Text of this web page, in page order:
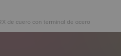
de cuero con terminal de acero